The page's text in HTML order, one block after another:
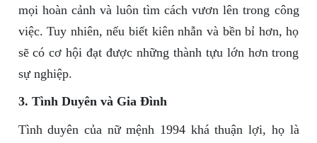
mọi hoàn cảnh và luôn tìm cách vươn lên trong công
việc. Tuy nhiên, nếu biết kiên nhẫn và bền bỉ hơn, họ
sẽ có cơ hội đạt được những thành tựu lớn hơn trong
sự nghiệp.
3. Tình Duyên và Gia Đình
Tình duyên của nữ mệnh 1994 khá thuận lợi, họ là